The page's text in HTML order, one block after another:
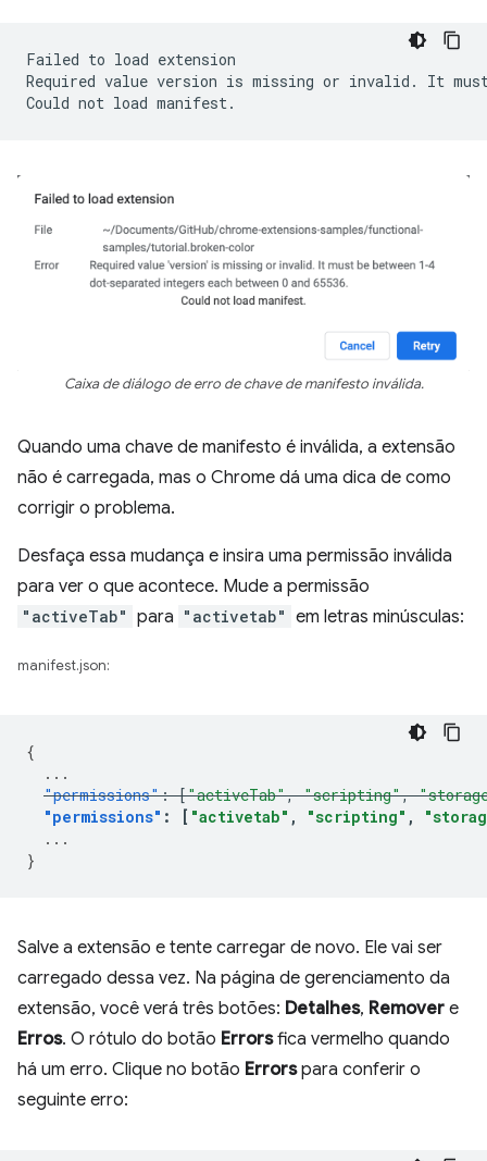
Failed to load extension
Required value version is missing or invalid. It
Could not load
Caixa de diálogo de erro de chave de manifesto inválida.
Quando uma chave de manifesto é inválida, a extensão
não é carregada, mas o Chrome dá uma dica de como
corrigir o problema.
Desfaça essa mudança e insira uma permissão inválida
para ver o que acontece. Mude a permissão
"activeTab" para "activetab" em letras minúsculas:
manifest.json:
{
...
"permissions": ["activeTab", "scripting",
"permissions" : [ "activetab" , "scripting" ,
...
}
Salve a extensão e tente carregar de novo. Ele vai ser
carregado dessa vez. Na página de gerenciamento da
extensão, você verá três botões: Detalhes, Remover e
Erros. O rótulo do botão Errorsfica vermelho quando
há um erro. Clique no botão Errorspara conferir o
seguinte erro: